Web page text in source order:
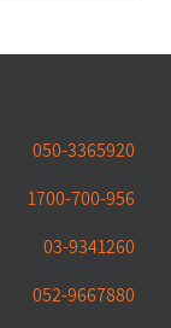
050-3365920
1700-700-956
03-9341260
052-9667880